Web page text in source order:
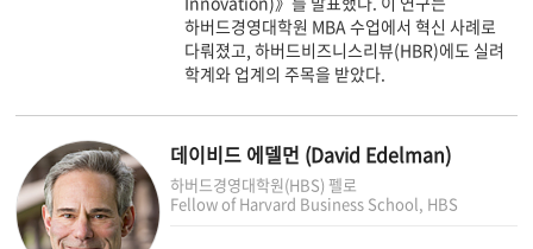
하버드경영대학원 MBA 수업에서 혁신 사례로
다뤄졌고, 하버드비즈니스리뷰(HBR)에도 실려
학계와 업계의 주목을 받았다.
데이비드 에델먼 (David Edelman)
하버드경영대학원(HBS) 펠로
Fellow of Harvard Business School, HBS